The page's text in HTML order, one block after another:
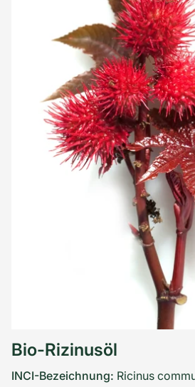
Bio-Rizinusöl
INCI-Bezeichnung: Ricinus